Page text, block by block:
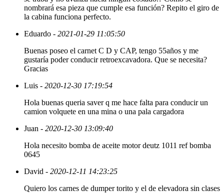
nombrará esa pieza que cumple esa función? Repito el giro de
la cabina funciona perfecto.
Eduardo - 2021-01-29 11:05:50
Buenas poseo el carnet C D y CAP, tengo 55años y me
gustaría poder conducir retroexcavadora. Que se necesita?
Gracias
Luis - 2020-12-30 17:19:54
Hola buenas queria saver q me hace falta para conducir un
camion volquete en una mina o una pala cargadora
Juan - 2020-12-30 13:09:40
Hola necesito bomba de aceite motor deutz 1011 ref bomba
0645
David - 2020-12-11 14:23:25
Quiero los carnes de dumper torito y el de elevadora sin clases